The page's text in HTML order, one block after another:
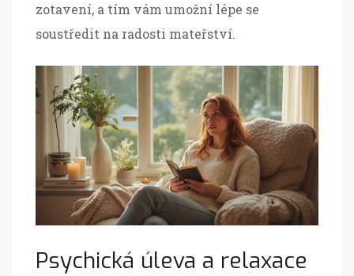
zotavení, a tím vám umožní lépe se
soustředit na radosti mateřství.
Psychická úleva a relaxace